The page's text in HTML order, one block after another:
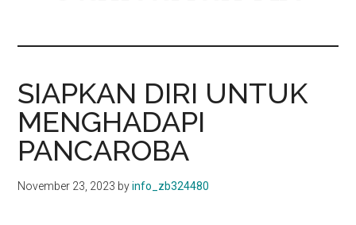
SIAPKAN DIRI UNTUK
MENGHADAPI
PANCAROBA
November 23, 2023 byinfo_zb324480